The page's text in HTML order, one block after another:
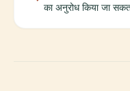
का अनुरोध किया जा